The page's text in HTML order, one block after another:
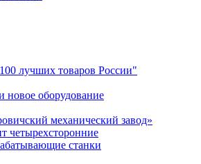
лучших товаров России"
новое оборудование
механический завод»
четырехсторонние
станки